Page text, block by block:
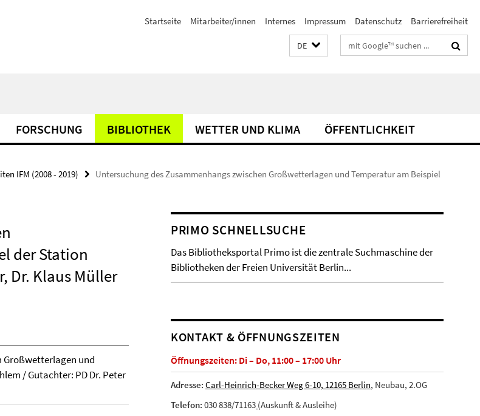
Startseite Mitarbeiter/innen Internes Impressum Datenschutz Barrierefreiheit
DE Suchbegriffe
FORSCHUNG BIBLIOTHEK WETTER UND KLIMA ÖFFENTLICHKEIT
IFM (2008 - 2019)
Untersuchung des Zusammenhangs zwischen Großwetterlagen und Temperatur am Beispiel
der Station
Dr. Klaus Müller
Großwetterlagen und
/ Gutachter: PD Dr. Peter
PRIMO SCHNELLSUCHE
Das Bibliotheksportal Primo ist die zentrale Suchmaschine der
Bibliotheken der Freien Universität Berlin...
KONTAKT & ÖFFNUNGSZEITEN
Öffnungszeiten: Di – Do, 11:00 – 17:00 Uhr
Adresse: Carl-Heinrich-Becker Weg 6-10, 12165 Berlin, Neubau, 2.OG
Telefon: 030 838/71163 (Auskunft & Ausleihe)